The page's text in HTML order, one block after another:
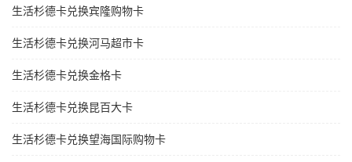
生活杉德卡兑换宾隆购物卡
生活杉德卡兑换河马超市卡
生活杉德卡兑换金格卡
生活杉德卡兑换昆百大卡
生活杉德卡兑换望海国际购物卡